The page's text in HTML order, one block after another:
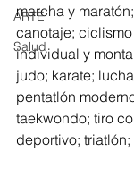
ARTE
Salud
marcha y
canotaje;
individual y
judo; karate;
pentatlón
taekwondo; tiro
deportivo; triatlón;